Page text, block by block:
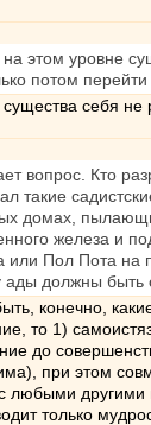
на этом уровне
потом
себя не
вопрос. Кто
такие
домах,
железа и
или Пол Пота на
ады должны быть
конечно,
то 1)
до
при этом
любыми другими
только